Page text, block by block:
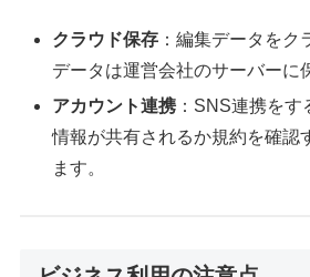
クラウド保存 ：編集データをク
データは運営会社のサーバーに
アカウント連携 ：SNS連携を
情報が共有されるか規約を確認
ます。